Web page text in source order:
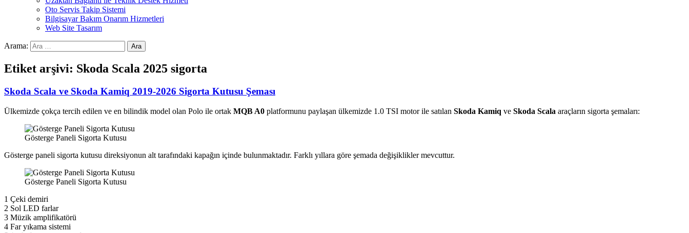
Oto Servis Takip Sistemi
Bilgisayar Bakım Onarım Hizmetleri
Web Site Tasarım
Arama:
Etiket arşivi: Skoda Scala 2025 sigorta
Skoda Scala ve Skoda Kamiq 2019-2026 Sigorta Kutusu Şeması
Ülkemizde çokça tercih edilen ve en bilindik model olan Polo ile ortak MQB A0 platformunu paylaşan ülkemizde 1.0 TSI motor ile satılan Skoda Kamiq ve Skoda Scala araçların sigorta şemaları:
Gösterge Paneli Sigorta Kutusu
Gösterge paneli sigorta kutusu direksiyonun alt tarafındaki kapağın içinde bulunmaktadır. Farklı yıllara göre şemada değişiklikler mevcuttur.
Gösterge Paneli Sigorta Kutusu
1 Çeki demiri
2 Sol LED farlar
3 Müzik amplifikatörü
4 Far yıkama sistemi